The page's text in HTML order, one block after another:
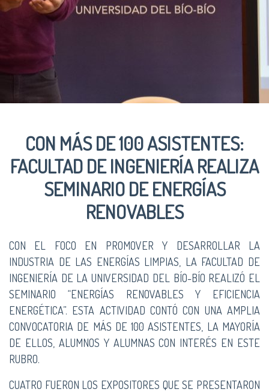
CON MÁS DE 100 ASISTENTES:
FACULTAD DE INGENIERÍA REALIZA
SEMINARIO DE ENERGÍAS
RENOVABLES
CON EL FOCO EN PROMOVER Y DESARROLLAR LA
INDUSTRIA DE LAS ENERGÍAS LIMPIAS, LA FACULTAD DE
INGENIERÍA DE LA UNIVERSIDAD DEL BÍO-BÍO REALIZÓ EL
SEMINARIO “ENERGÍAS RENOVABLES Y EFICIENCIA
ENERGÉTICA”. ESTA ACTIVIDAD CONTÓ CON UNA AMPLIA
CONVOCATORIA DE MÁS DE 100 ASISTENTES, LA MAYORÍA
DE ELLOS, ALUMNOS Y ALUMNAS CON INTERÉS EN ESTE
RUBRO.
CUATRO FUERON LOS EXPOSITORES QUE SE PRESENTARON